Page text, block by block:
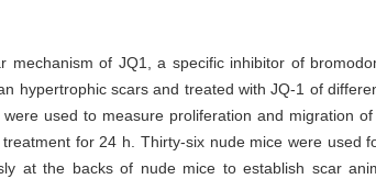
mechanism of JQ1, a specific inhibitor of
hypertrophic scars and treated with JQ-1 of
used to measure proliferation and migration
for 24 h. Thirty-six nude mice were used
at the backs of nude mice to establish scar